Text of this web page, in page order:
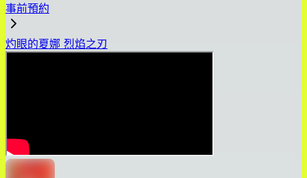
事前預約
灼眼的夏娜 烈焰之刃